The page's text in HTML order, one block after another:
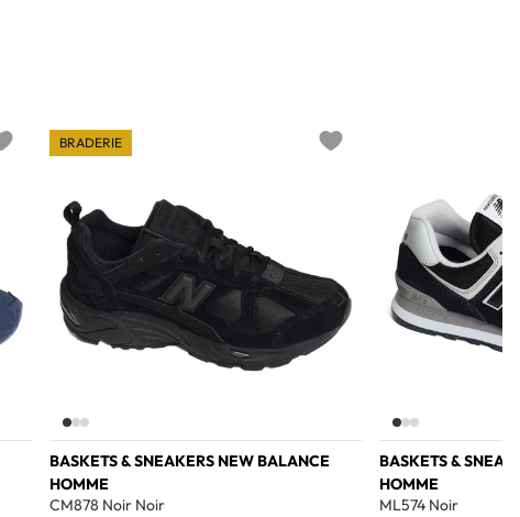
BASKETS & SNEAKERS NEW BALANCE
HOMME
CM878 Noir Noir
BRADERIE
BASKETS &
HOMME
ML574 Noir